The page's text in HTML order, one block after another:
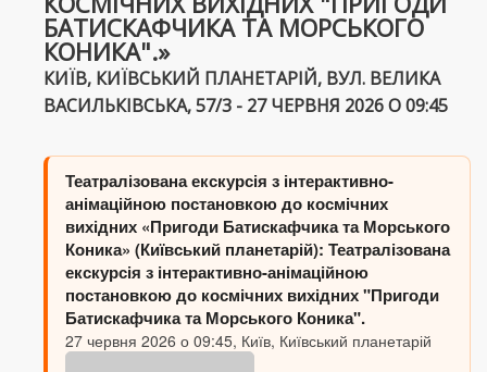
БАТИСКАФЧИКА ТА МОРСЬКОГО
КОНИКА".»
КИЇВ, КИЇВСЬКИЙ ПЛАНЕТАРІЙ, ВУЛ. ВЕЛИКА
ВАСИЛЬКІВСЬКА, 57/3 - 27 ЧЕРВНЯ 2026 О 09:45
Театралізована екскурсія з інтерактивно-
анімаційною постановкою до космічних
вихідних «Пригоди Батискафчика та Морського
Коника» (Київський планетарій): Театралізована
екскурсія з інтерактивно-анімаційною
постановкою до космічних вихідних "Пригоди
Батискафчика та Морського Коника".
27 червня 2026 о 09:45, Київ, Київський планетарій